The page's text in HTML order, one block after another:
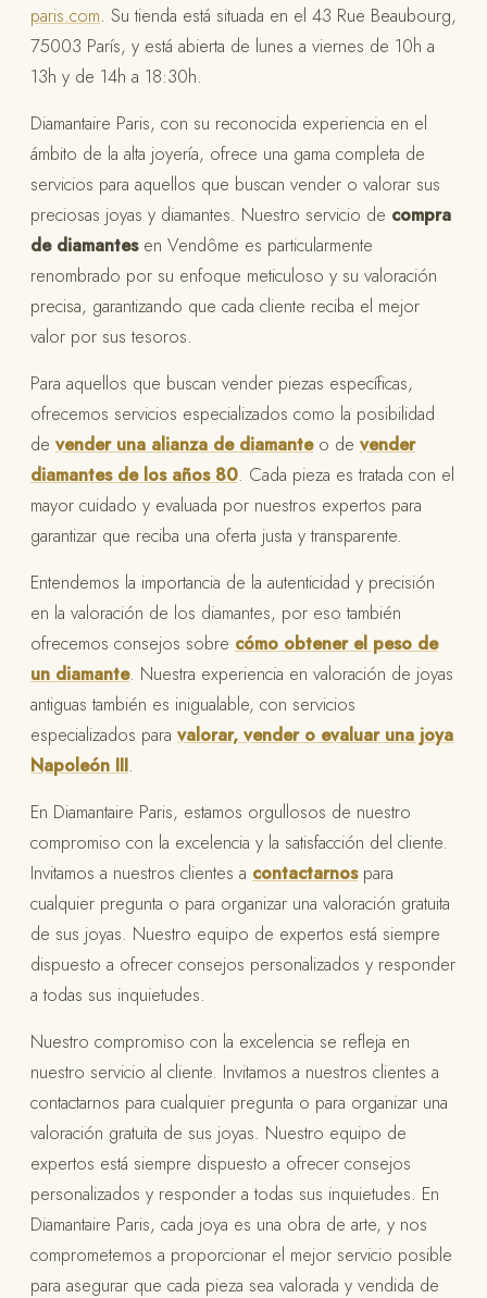
paris.com. Su tienda está situada en el 43 Rue Beaubourg,
75003 París, y está abierta de lunes a viernes de 10h a
13h y de 14h a 18:30h.
Diamantaire Paris, con su reconocida experiencia en el
ámbito de la alta joyería, ofrece una gama completa de
servicios para aquellos que buscan vender o valorar sus
preciosas joyas y diamantes. Nuestro servicio de compra
de diamantesen Vendôme es particularmente
renombrado por su enfoque meticuloso y su valoración
precisa, garantizando que cada cliente reciba el mejor
valor por sus tesoros.
Para aquellos que buscan vender piezas específicas,
ofrecemos servicios especializados como la posibilidad
de vender una alianza de diamanteo de vender
diamantes de los años 80. Cada pieza es tratada con el
mayor cuidado y evaluada por nuestros expertos para
garantizar que reciba una oferta justa y transparente.
Entendemos la importancia de la autenticidad y precisión
en la valoración de los diamantes, por eso también
ofrecemos consejos sobre cómo obtener el peso de
un diamante. Nuestra experiencia en valoración de joyas
antiguas también es inigualable, con servicios
especializados para valorar, vender o evaluar una joya
Napoleón III.
En Diamantaire Paris, estamos orgullosos de nuestro
compromiso con la excelencia y la satisfacción del cliente.
Invitamos a nuestros clientes a contactarnospara
cualquier pregunta o para organizar una valoración gratuita
de sus joyas. Nuestro equipo de expertos está siempre
dispuesto a ofrecer consejos personalizados y responder
a todas sus inquietudes.
Nuestro compromiso con la excelencia se refleja en
nuestro servicio al cliente. Invitamos a nuestros clientes a
contactarnos para cualquier pregunta o para organizar una
valoración gratuita de sus joyas. Nuestro equipo de
expertos está siempre dispuesto a ofrecer consejos
personalizados y responder a todas sus inquietudes. En
Diamantaire Paris, cada joya es una obra de arte, y nos
comprometemos a proporcionar el mejor servicio posible
para asegurar que cada pieza sea valorada y vendida de